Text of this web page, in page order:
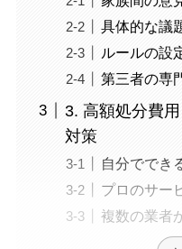
具体的な議
ルールの設
第三者の専
3. 高額処分費
対策
自分ででき
プロのサー
複数の業者